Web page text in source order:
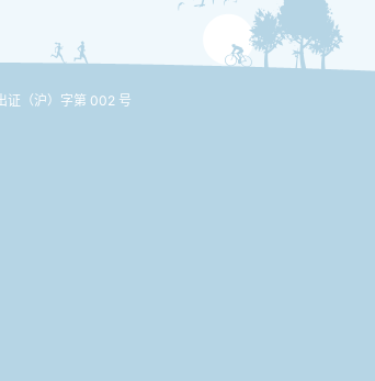
证（沪）字第 002 号